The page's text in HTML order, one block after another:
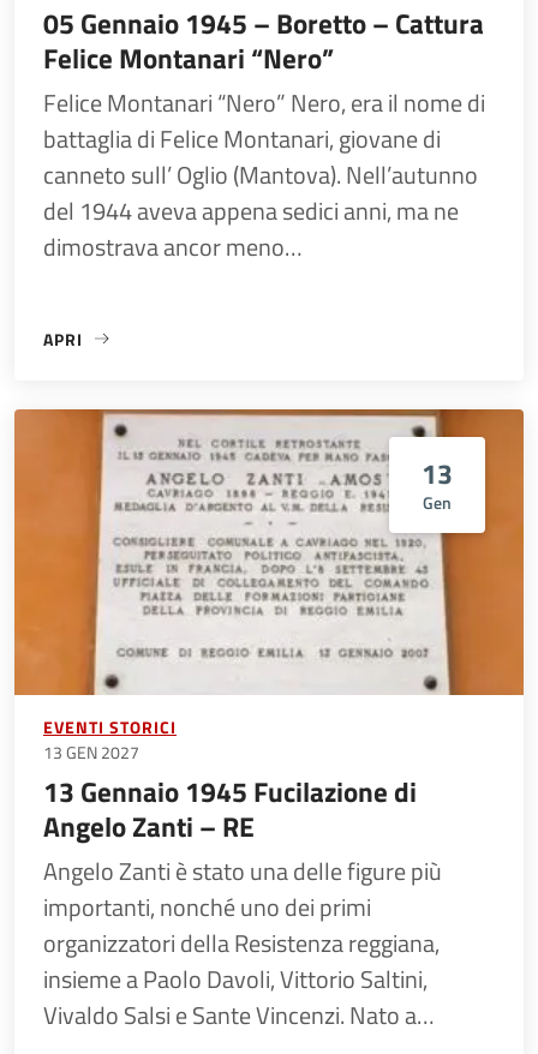
05 Gennaio 1945 – Boretto – Cattura
Felice Montanari “Nero”
Felice Montanari “Nero” Nero, era il nome di
battaglia di Felice Montanari, giovane di
canneto sull’ Oglio (Mantova). Nell’autunno
del 1944 aveva appena sedici anni, ma ne
dimostrava ancor meno…
APRI
«05 GENNAIO 1945 – BORETTO – CATTURA FELICE
13
Gen
EVENTI STORICI
13 GEN 2027
13 Gennaio 1945 Fucilazione di
Angelo Zanti – RE
Angelo Zanti è stato una delle figure più
importanti, nonché uno dei primi
organizzatori della Resistenza reggiana,
insieme a Paolo Davoli, Vittorio Saltini,
Vivaldo Salsi e Sante Vincenzi. Nato a…